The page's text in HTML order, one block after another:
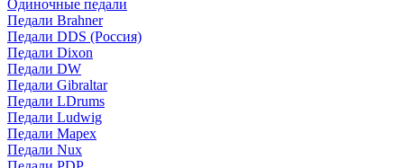
Одиночные педали
Педали Brahner
Педали DDS (Россия)
Педали Dixon
Педали DW
Педали Gibraltar
Педали LDrums
Педали Ludwig
Педали Mapex
Педали Nux